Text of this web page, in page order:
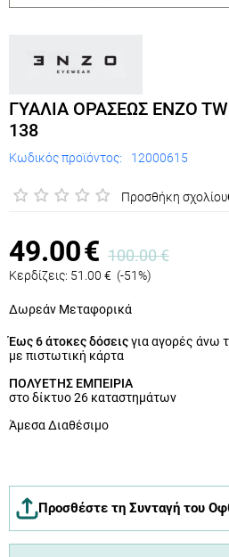
ΓΥΑΛΙΑ ΟΡΑΣΕΩΣ ENZO
138
Κωδικός προϊόντος: 12000615
Προσθήκη σχολίου
49.00€ 100.00€
Κερδίζεις: 51.00 € (-51%)
Δωρεάν Μεταφορικά
Έως 6 άτοκες δόσειςγια αγορές άνω
με πιστωτική κάρτα
ΠΟΛΥΕΤΗΣ ΕΜΠΕΙΡΙΑ
στο δίκτυο 26 καταστημάτων
Άμεσα Διαθέσιμο
Προσθέστε τη Συνταγή του